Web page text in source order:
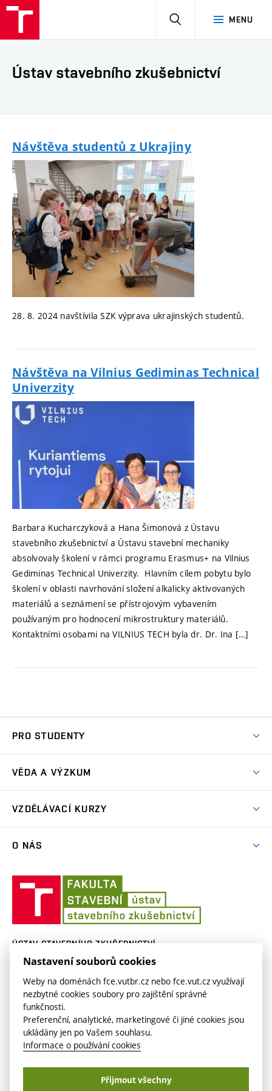
MENU
Ústav stavebního zkušebnictví
Návštěva studentů z Ukrajiny
28. 8. 2024 navštívila SZK výprava ukrajinských studentů.
Návštěva na Vilnius Gediminas Technical
Univerzity
Barbara Kucharczyková a Hana Šimonová z Ústavu
stavebního zkušebnictví a Ústavu stavební mechaniky
absolvovaly školení v rámci programu Erasmus+ na Vilnius
Gediminas Technical Univerzity. Hlavním cílem pobytu bylo
školení v oblasti navrhování složení alkalicky aktivovaných
materiálů a seznámení se přístrojovým vybavením
používaným pro hodnocení mikrostruktury materiálů.
Kontaktními osobami na VILNIUS TECH byla dr. Dr. Ina […]
PRO STUDENTY
Městské inženýrství
VĚDA A VÝZKUM
VZDĚLÁVACÍ KURZY
O NÁS
Lidé na SZK
Historie
ÚSTAV STAVEBNÍHO ZKUŠEBNICTVÍ
Veveří 95
620 00 Brno
szk.fce.vutbr.cz
szk.fast@vut.cz
Copyright © VUT v Brně2026
Nastavení souborů cookies
Weby na doménách fce.vutbr.cz nebo fce.vut.cz využívají
nezbytné cookies soubory pro zajištění správné
funkčnosti.
Preferenční, analytické, marketingové či jiné cookies jsou
ukládány jen po Vašem souhlasu.
Informace o používání cookies
Přijmout všechny